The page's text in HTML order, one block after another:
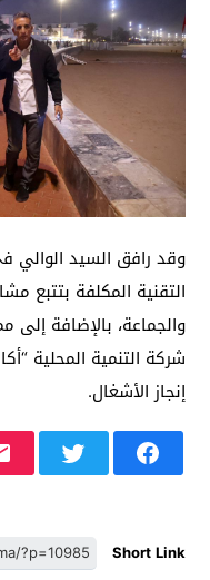
وقد رافق السيد الوالي
التقنية المكلفة بتتبع
والجماعة، بالإضافة
شركة التنمية المحلية
إنجاز الأشغال.
Short Link